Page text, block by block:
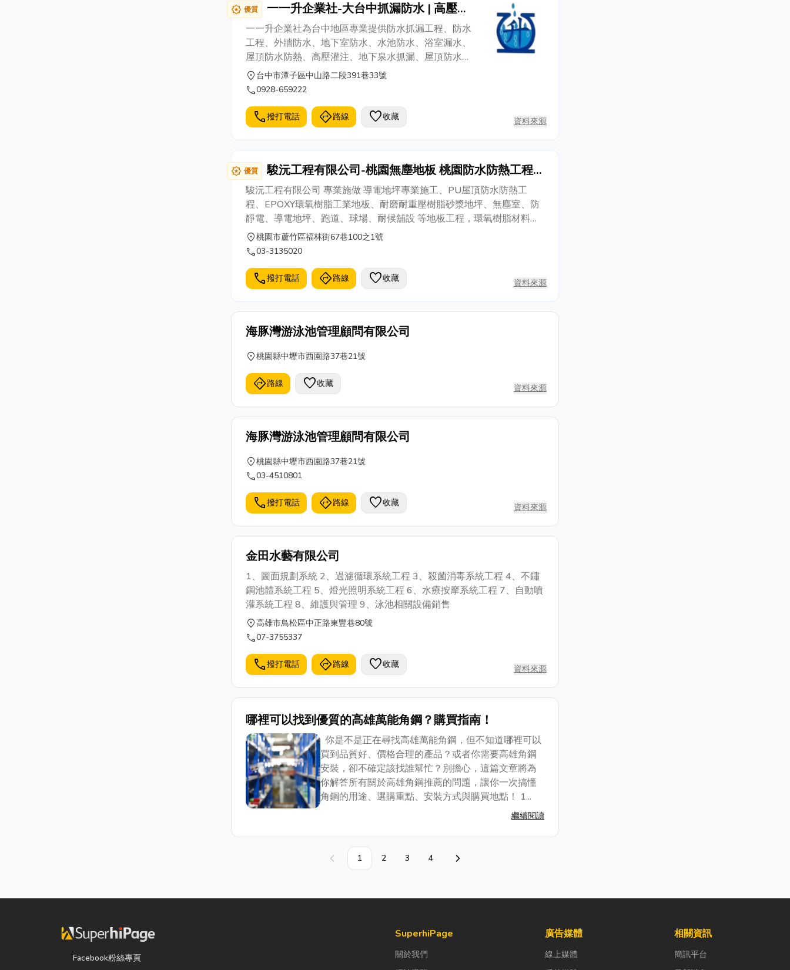
award_star 優質
一一升企業社-大台中抓漏防水 | 高壓灌
注 | 免費估價
一一升企業社為台中地區專業提供防水抓漏工程、防水
工程、外牆防水、地下室防水、水池防水、浴室漏水、
屋頂防水防熱、高壓灌注、地下泉水抓漏、屋頂防水、
屋頂隔熱、外牆防水抓漏、通水管、通馬桶等服務項
目，我們有20年工程經驗專業技師到場施工，專業人員
等場所各樣漏水問題。 - 服務區域 - 台中市西屯區、南
屯區、西區、北區、北屯區、烏日、霧峰、大里、太
659222 ( 李先生 ) - 備有專業證照 - • 專業防水施工證
號 • 屋頂作業證照 • 丙級職業安全衞生主管證照 一一升
企業社 | 大台中抓漏防水 | 灌注抓漏 | 通水管 | 馬桶疏通
免費估價專線：0928-659222 北屯：04-22398989
太平：04-23957777 潭子：04-25349933 神岡：04-
25239977
location_on 台中市潭子區中山路二段391巷33號
call0928-659222
call撥打電話 directions路線 favorite收藏 資料來源
award_star 優質
駿沅工程有限公司-桃園無塵地板 桃園防水防熱工程
Epoxy環氧樹脂
駿沅工程有限公司 專業施做 導電地坪專業施工、PU屋頂防水防熱工
程、EPOXY環氧樹脂工業地板、耐磨耐重壓樹脂砂漿地坪、無塵室、防
靜電、導電地坪、跑道、球場、耐候舖設 等地板工程，環氧樹脂材料批
發零售。 駿沅工程有限公司本著專業技術，精益求進之精神，從產品設
計、採購、生產至施工，均本著服務客戶之精神，引進先進技術配方，
展能適用多種用途，特性的地板， 提供給客戶最優良的服務。
location_on桃園市蘆竹區福林街67巷100之1號
call03-3135020
call撥打電話 directions路線 favorite收藏 資料來源
海豚灣游泳池管理顧問有限公司
location_on桃園縣中壢市西園路37巷21號
directions路線 favorite收藏 資料來源
海豚灣游泳池管理顧問有限公司
location_on桃園縣中壢市西園路37巷21號
call03-4510801
call撥打電話 directions路線 favorite收藏 資料來源
金田水藝有限公司
1、圖面規劃系統 2、過濾循環系統工程 3、殺菌消毒系統工程 4、不鏽
鋼池體系統工程 5、燈光照明系統工程 6、水療按摩系統工程 7、自動噴
灌系統工程 8、維護與管理 9、泳池相關設備銷售
location_on高雄市鳥松區中正路東豐巷80號
call07-3755337
call撥打電話 directions路線 favorite收藏 資料來源
哪裡可以找到優質的高雄萬能角鋼？購買指南！
你是不是正在尋找高雄萬能角鋼，但不知道哪裡可以
買到品質好、價格合理的產品？或者你需要高雄角鋼
安裝，卻不確定該找誰幫忙？別擔心，這篇文章將為
你解答所有關於高雄角鋼推薦的問題，讓你一次搞懂
角鋼的用途、選購重點、安裝方式與購買地點！ 1...
繼續閱讀
上一頁 1 2 3 4 下一頁
Facebook粉絲專頁
SuperhiPage
關於我們
廣告媒體
線上媒體
相關資訊
簡訊平台